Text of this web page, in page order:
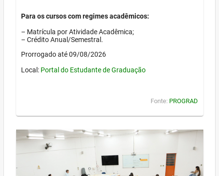
Para os cursos com regimes acadêmicos:
– Matrícula por Atividade Acadêmica;
– Crédito Anual/Semestral.
Prorrogado até 09/08/2026
Local: Portal do Estudante de Graduação
Fonte: PROGRAD